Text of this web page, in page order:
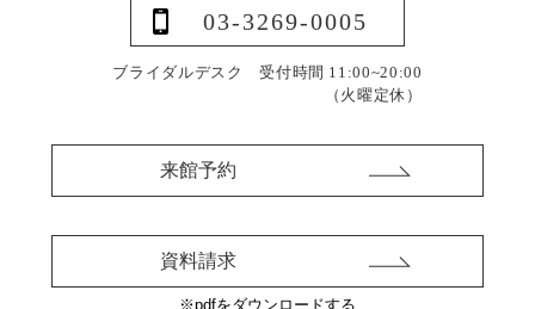
03-3269-0005
ブライダルデスク 受付時間 11:00~20:00
（火曜定休）
来館予約
資料請求
※pdfをダウンロードする